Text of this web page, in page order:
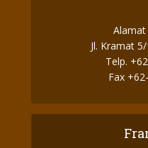
Alamat
Jl. Kramat
Telp.
Fax